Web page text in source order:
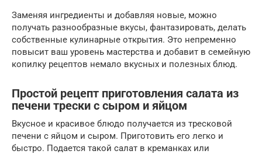
Заменяя ингредиенты и добавляя новые, можно
получать разнообразные вкусы, фантазировать, делать
собственные кулинарные открытия. Это непременно
повысит ваш уровень мастерства и добавит в семейную
копилку рецептов немало вкусных и полезных блюд.
Простой рецепт приготовления салата из
печени трески с сыром и яйцом
Вкусное и красивое блюдо получается из тресковой
печени с яйцом и сыром. Приготовить его легко и
быстро. Подается такой салат в креманках или